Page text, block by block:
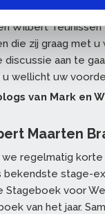
opleiden en
Wilbert
die zij graag met u
aan te
u wellicht uw
van Mark en
Maarten
regelmatig korte
bekendste stage-
Stageboek voor
van het jaar.